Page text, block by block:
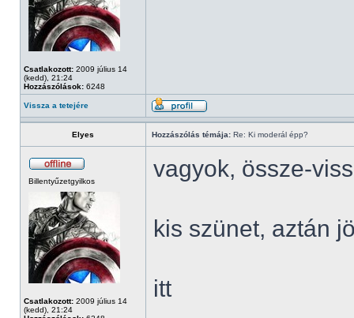
Csatlakozott: 2009 július 14
(kedd), 21:24
Hozzászólások: 6248
Vissza a tetejére
Elyes Hozzászólás témája: Re: Ki moderál épp?
Billentyűzetgyilkos
Csatlakozott: 2009 július 14
(kedd), 21:24
vagyok, össze-
kis szünet, aztán
itt